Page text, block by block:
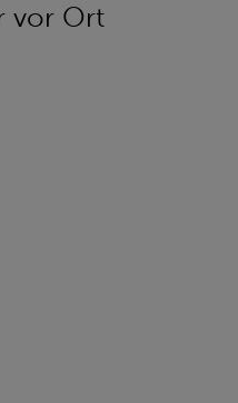
vor Ort